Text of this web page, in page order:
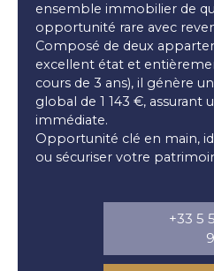
ensemble immobilier de
opportunité rare avec
Composé de deux
excellent état et
cours de 3 ans), il génère
global de 1 143 €, assurant
immédiate.
Opportunité clé en main,
ou sécuriser votre
+33 5